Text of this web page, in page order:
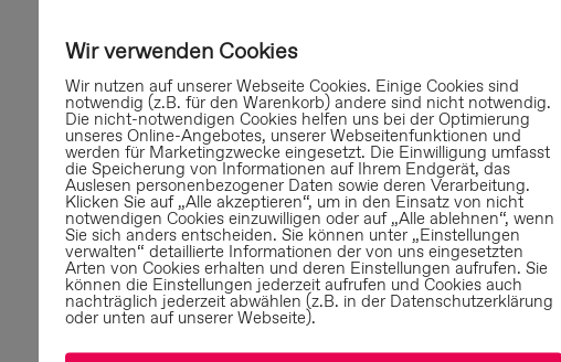
Wir verwenden Cookies
Wir nutzen auf unserer Webseite Cookies. Einige Cookies sind
notwendig (z.B. für den Warenkorb) andere sind nicht notwendig.
Die nicht-notwendigen Cookies helfen uns bei der Optimierung
unseres Online-Angebotes, unserer Webseitenfunktionen und
werden für Marketingzwecke eingesetzt. Die Einwilligung umfasst
die Speicherung von Informationen auf Ihrem Endgerät, das
Auslesen personenbezogener Daten sowie deren Verarbeitung.
Klicken Sie auf „Alle akzeptieren“, um in den Einsatz von nicht
notwendigen Cookies einzuwilligen oder auf „Alle ablehnen“, wenn
Sie sich anders entscheiden. Sie können unter „Einstellungen
verwalten“ detaillierte Informationen der von uns eingesetzten
Arten von Cookies erhalten und deren Einstellungen aufrufen. Sie
können die Einstellungen jederzeit aufrufen und Cookies auch
nachträglich jederzeit abwählen (z.B. in der Datenschutzerklärung
oder unten auf unserer Webseite).